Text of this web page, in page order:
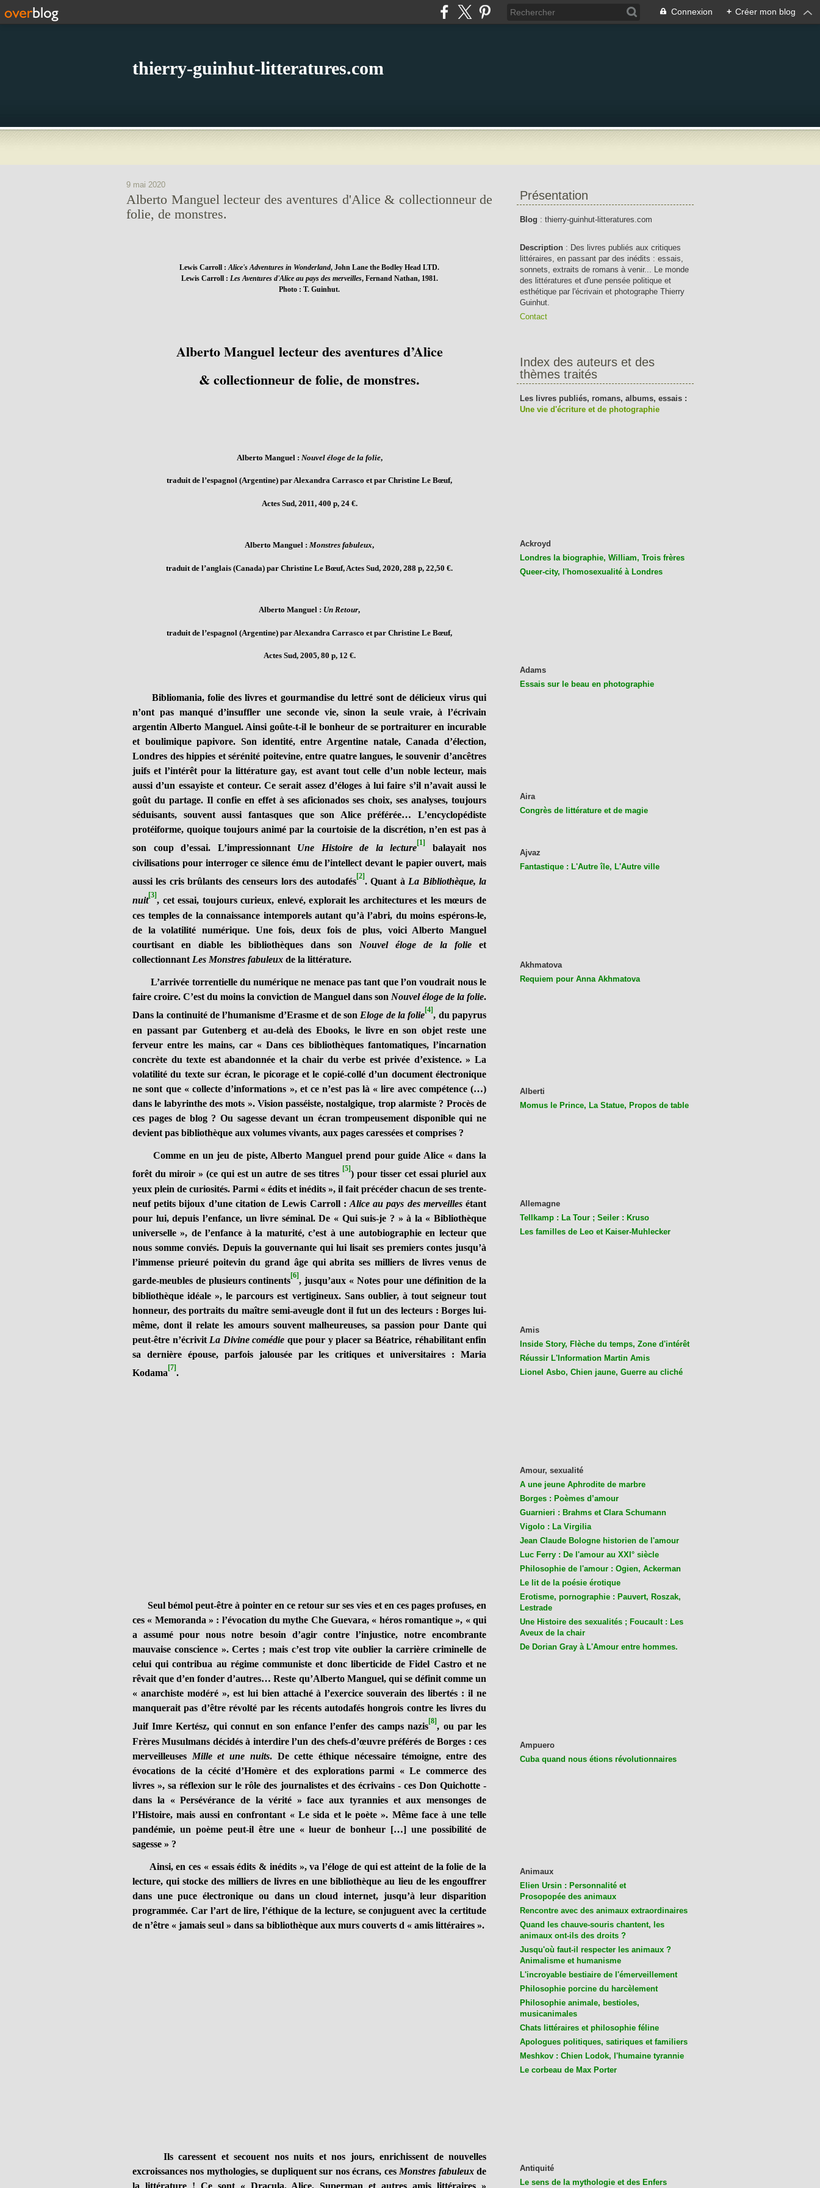
Connexion + Créer mon blog
thierry-guinhut-litteratures.com
9 mai 2020
Alberto Manguel lecteur des aventures d'Alice & collectionneur de
folie, de monstres.
Lewis Carroll :Alice's Adventures in Wonderland, John Lane the Bodley Head LTD.
Lewis Carroll : Les Aventures d'Alice au pays des merveilles, Fernand Nathan, 1981.
Photo : T. Guinhut.
Alberto Manguel lecteur des aventures d’Alice
& collectionneur de folie, de monstres.
Alberto Manguel : Nouvel éloge de la folie,
traduit de l’espagnol (Argentine) par Alexandra Carrasco etpar Christine Le Bœuf,
Actes Sud, 2011, 400 p, 24 €.
Alberto Manguel : Monstres fabuleux,
traduit de l’anglais (Canada) par Christine Le Bœuf, Actes Sud, 2020, 288 p, 22,50 €.
Alberto Manguel : Un Retour,
traduit de l’espagnol (Argentine) par Alexandra Carrasco et par Christine Le Bœuf,
Actes Sud, 2005, 80 p, 12 €.
Bibliomania, folie des livres et gourmandise du lettré sont de délicieux virus qui
n’ont pas manqué d’insuffler une seconde vie, sinon la seule vraie, à l’écrivain
argentin Alberto Manguel. Ainsi goûte-t-il le bonheur de se portraiturer en incurable
et boulimique papivore. Son identité, entre Argentine natale, Canada d’élection,
Londres des hippies et sérénité poitevine, entre quatre langues, le souvenir d’ancêtres
juifs et l’intérêt pour la littérature gay, est avant tout celle d’un noble lecteur, mais
aussi d’un essayiste et conteur. Ce serait assez d’éloges à lui faire s’il n’avait aussi le
goût du partage. Il confie en effet à ses aficionados ses choix, ses analyses, toujours
séduisants, souvent aussi fantasques que son Alice préférée… L’encyclopédiste
protéiforme, quoique toujours animé par la courtoisie de la discrétion, n’en est pas à
son coup d’essai. L’impressionnant Une Histoire de la lecture[1]
balayait nos
civilisations pour interroger ce silence ému de l’intellect devant le papier ouvert, mais
aussi les cris brûlants des censeurs lors des autodafés[2]. Quant à La Bibliothèque, la
nuit[3], cet essai, toujours curieux, enlevé, explorait les architectures et les mœurs de
ces temples de la connaissance intemporels autant qu’à l’abri, du moins espérons-le,
de la volatilité numérique. Une fois, deux fois de plus, voici Alberto Manguel
courtisant en diable les bibliothèques dans son Nouvel éloge de la folieet
collectionnant Les Monstres fabuleux de la littérature.
L’arrivée torrentielle du numérique ne menace pas tant que l’on voudrait nous le
faire croire. C’est du moins la conviction de Manguel dans son Nouvel éloge de la folie.
Dans la continuité de l’humanisme d’Erasme et de son Eloge de la folie[4], du papyrus
en passant par Gutenberg et au-delà des Ebooks, le livre en son objet reste une
ferveur entre les mains, car « Dans ces bibliothèques fantomatiques, l’incarnation
concrète du texte est abandonnée et la chair du verbe est privée d’existence. » La
volatilité du texte sur écran, le picorage et le copié-collé d’un document électronique
ne sont que « collecte d’informations », et ce n’est pas là « lire avec compétence (…)
dans le labyrinthe des mots ». Vision passéiste, nostalgique, trop alarmiste ? Procès de
ces pages de blog ? Ou sagesse devant un écran trompeusement disponible qui ne
devient pas bibliothèque aux volumes vivants, aux pages caressées et comprises ?
Comme en un jeu de piste, Alberto Manguel prend pour guide Alice « dans la
forêt du miroir» (ce qui est un autre de ses titres [5]) pour tisser cet essai pluriel aux
yeux plein de curiosités. Parmi « édits et inédits », il fait précéder chacun de ses trente-
neuf petits bijoux d’une citation de Lewis Carroll : Alice au pays des merveillesétant
pour lui, depuis l’enfance, un livre séminal. De « Qui suis-je ? » à la « Bibliothèque
universelle », de l’enfance à la maturité, c’est à une autobiographie en lecteur que
nous somme conviés. Depuis la gouvernante qui lui lisait ses premiers contes jusqu’à
l’immense prieuré poitevin du grand âge qui abrita ses milliers de livres venus de
garde-meubles de plusieurs continents[6], jusqu’aux « Notes pour une définition de la
bibliothèque idéale », le parcours est vertigineux. Sans oublier, à tout seigneur tout
honneur, des portraits du maître semi-aveugle dont il fut un des lecteurs : Borges lui-
même, dont il relate les amours souvent malheureuses, sa passion pour Dante qui
peut-être n’écrivit La Divine comédie que pour y placer sa Béatrice, réhabilitant enfin
sa dernière épouse, parfois jalousée par les critiques et universitaires : Maria
Kodama [7].
Seul bémol peut-être à pointer en ce retour sur ses vies et en ces pages profuses, en
ces « Memoranda » : l’évocation du mythe Che Guevara, « héros romantique », « qui
a assumé pour nous notre besoin d’agir contre l’injustice, notre encombrante
mauvaise conscience ». Certes ; mais c’est trop vite oublier la carrière criminelle de
celui qui contribua au régime communiste et donc liberticide de Fidel Castro et ne
rêvait que d’en fonder d’autres… Reste qu’Alberto Manguel, qui se définit comme un
« anarchiste modéré », est lui bien attaché à l’exercice souverain des libertés : il ne
manquerait pas d’être révolté par les récents autodafés hongrois contre les livres du
Juif Imre Kertész, qui connut en son enfance l’enfer des camps nazis[8], ou par les
Frères Musulmans décidés à interdire l’un des chefs-d’œuvre préférés de Borges : ces
merveilleuses Mille et une nuits. De cette éthique nécessaire témoigne, entre des
évocations de la cécité d’Homère et des explorations parmi « Le commerce des
livres », sa réflexion sur le rôle des journalistes et des écrivains - ces Don Quichotte -
dans la « Persévérance de la vérité » face aux tyrannies et aux mensonges de
l’Histoire, mais aussi en confrontant « Le sida et le poète ». Même face à une telle
pandémie, un poème peut-il être une « lueur de bonheur […] une possibilité de
sagesse » ?
Ainsi, en ces « essais édits & inédits », va l’éloge de qui est atteint de la folie de la
lecture, qui stocke des milliers de livres en une bibliothèque au lieu de les engouffrer
dans une puce électronique ou dans un cloud internet, jusqu’à leur disparition
programmée. Car l’art de lire, l’éthique de la lecture, se conjuguent avec la certitude
de n’être « jamais seul » dans sa bibliothèque aux murs couverts d « amis littéraires ».
Ils caressent et secouent nos nuits et nos jours, enrichissent de nouvelles
excroissances nos mythologies, se dupliquent sur nos écrans, cesMonstres fabuleuxde
Présentation
Blog : thierry-guinhut-litteratures.com
Description : Des livres publiés aux critiques
littéraires, en passant par des inédits : essais,
sonnets, extraits de romans à venir... Le monde
des littératures et d'une pensée politique et
esthétique par l'écrivain et photographe Thierry
Guinhut.
Contact
Index des auteurs et des
thèmes traités
Les livres publiés, romans, albums, essais :
Une vie d'écriture et de photographie
Ackroyd
Londres la biographie, William, Trois frères
Queer-city, l'homosexualité à Londres
Adams
Essais sur le beau en photographie
Aira
Congrès de littérature et de magie
Ajvaz
Fantastique : L'Autre île, L'Autre ville
Akhmatova
Requiem pour Anna Akhmatova
Alberti
Momus le Prince, La Statue, Propos de table
Allemagne
Tellkamp : La Tour ; Seiler : Kruso
Les familles de Leo et Kaiser-Muhlecker
Amis
Inside Story, Flèche du temps, Zone d'intérêt
Réussir L'Information Martin Amis
Lionel Asbo, Chien jaune, Guerre au cliché
Amour, sexualité
A une jeune Aphrodite de marbre
Borges : Poèmes d’amour
Guarnieri : Brahms et Clara Schumann
Vigolo : La Virgilia
Jean Claude Bologne historien de l'amour
Luc Ferry : De l'amour au XXI° siècle
Philosophie de l'amour : Ogien, Ackerman
Le lit de la poésie érotique
Erotisme, pornographie : Pauvert, Roszak,
Lestrade
Une Histoire des sexualités ; Foucault : Les
Aveux de la chair
De Dorian Gray à L'Amour entre hommes.
Ampuero
Cuba quand nous étions révolutionnaires
Animaux
Elien Ursin : Personnalité et
Prosopopée des animaux
Rencontre avec des animaux extraordinaires
Quand les chauve-souris chantent, les
animaux ont-ils des droits ?
Jusqu'où faut-il respecter les animaux ?
Animalisme et humanisme
L'incroyable bestiaire de l'émerveillement
Philosophie porcine du harcèlement
Philosophie animale, bestioles,
musicanimales
Chats littéraires et philosophie féline
Apologues politiques, satiriques et familiers
Meshkov : Chien Lodok, l'humaine tyrannie
Le corbeau de Max Porter
Antiquité
Le sens de la mythologie et des Enfers